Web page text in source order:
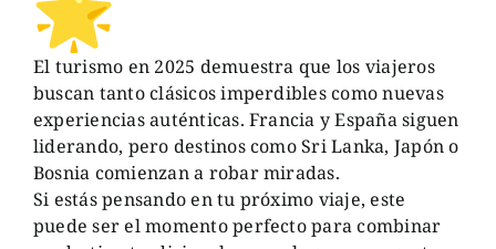
El turismo en 2025 demuestra que los viajeros
buscan tanto clásicos imperdibles como nuevas
experiencias auténticas. Francia y España siguen
liderando, pero destinos como Sri Lanka, Japón o
Bosnia comienzan a robar miradas.
Si estás pensando en tu próximo viaje, este
puede ser el momento perfecto para combinar